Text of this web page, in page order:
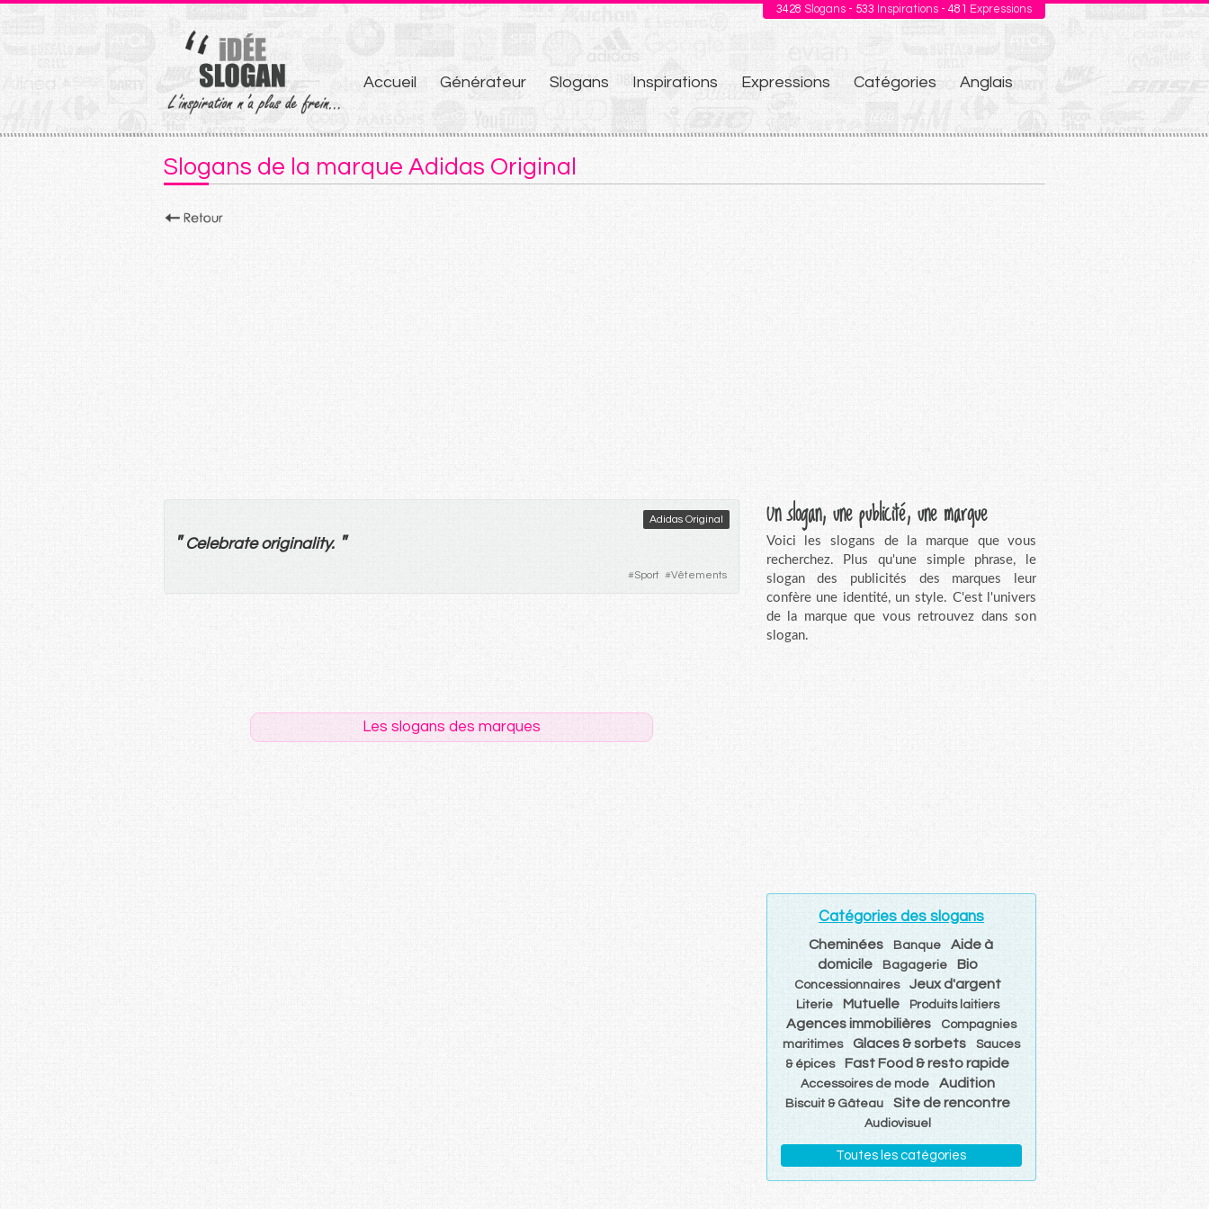
3428 Slogans - 533 Inspirations - 481 Expressions
Aller
au
contenu
Accueil Générateur Slogans Inspirations Expressions Catégories Anglais
Slogans de la marque Adidas Original
Adidas Original
"Celebrate originality. "
#Sport #Vêtements
Les slogans des marques
Un slogan, une publicité, une marque
Voici les slogans de la marque que vous
recherchez. Plus qu'une simple phrase, le
slogan des publicités des marques leur
confère une identité, un style. C'est l'univers
de la marque que vous retrouvez dans son
slogan.
Catégories des slogans
Cheminées Banque
Aide à
domicile
Bagagerie Bio
Concessionnaires Jeux d'argent
Literie Mutuelle Produits laitiers
Agences immobilières
Compagnies
maritimes
Glaces & sorbets
Sauces
& épices
Fast Food & resto rapide
Accessoires de mode Audition
Biscuit & Gâteau Site de rencontre
Audiovisuel
Toutes les catégories